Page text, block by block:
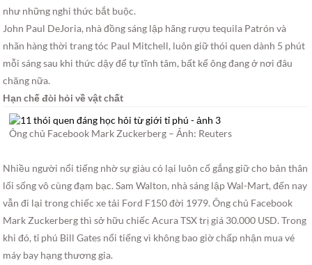
như những nghi thức bắt buộc.
John Paul DeJoria, nhà đồng sáng lập hãng rượu tequila Patrón và
nhãn hàng thời trang tóc Paul Mitchell, luôn giữ thói quen dành 5 phút
mỗi sáng sau khi thức dậy để tự tĩnh tâm, bất kể ông đang ở nơi đâu
chăng nữa.
Hạn chế đòi hỏi về vật chất
Ông chủ Facebook Mark Zuckerberg –Ảnh: Reuters
Nhiều người nổi tiếng nhờ sự giàu có lại luôn cố gắng giữ cho bản thân
lối sống vô cùng đạm bạc. Sam Walton, nhà sáng lập Wal-Mart, đến nay
vẫn đi lại trong chiếc xe tải Ford F150 đời 1979. Ông chủ Facebook
Mark Zuckerberg thì sở hữu chiếc Acura TSX trị giá 30.000 USD. Trong
khi đó, tỉ phú Bill Gates nổi tiếng vì không bao giờ chấp nhận mua vé
máy bay hạng thương gia.